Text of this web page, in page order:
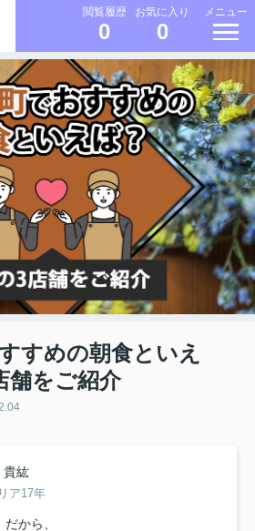
閲覧履歴
0
お気に入り
0
メニュー
すめの朝食といえ
舗をご紹介
貴紘
ア17年
から、